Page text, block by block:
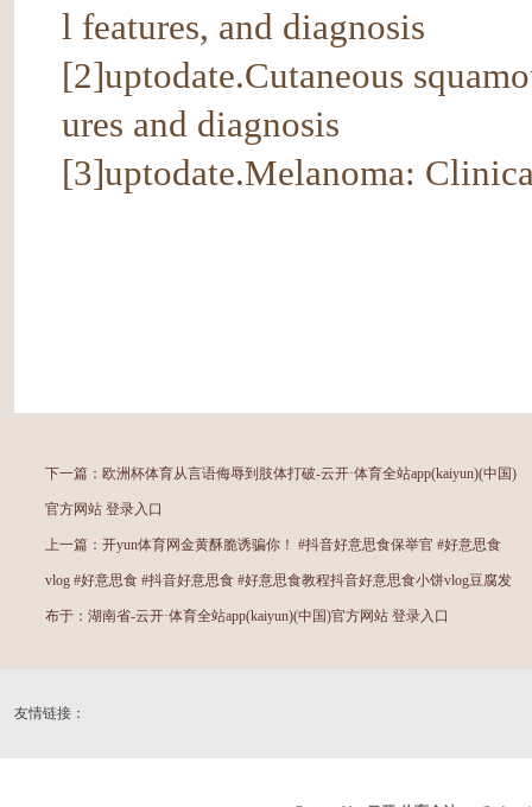
l features, and diagnosis
[2]uptodate.Cutaneous
ures and diagnosis
[3]uptodate.Melanoma:
下一篇： 欧洲杯体育从言语侮辱到肢体打破-云开·体育全站app(kaiyun)(中国)
官方网站 登录入口
上一篇： 开yun体育网金黄酥脆诱骗你！ #抖音好意思食保举官 #好意思食
vlog #好意思食 #抖音好意思食 #好意思食教程抖音好意思食小饼vlog豆腐发
布于：湖南省-云开·体育全站app(kaiyun)(中国)官方网站 登录入口
友情链接：